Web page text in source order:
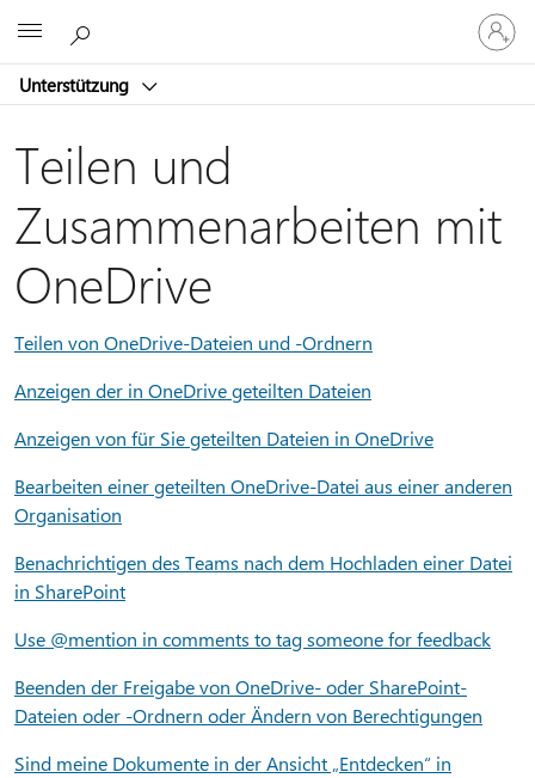
Unterstützung
Bei
Ihrem
Konto
Teilen und
Zusammenarbeiten mit
OneDrive
Teilen von OneDrive-Dateien und -Ordnern
Anzeigen der in OneDrive geteilten Dateien
Anzeigen von für Sie geteilten Dateien in OneDrive
Bearbeiten einer geteilten OneDrive-Datei aus einer anderen
Organisation
Benachrichtigen des Teams nach dem Hochladen einer Datei
in SharePoint
Use @mention in comments to tag someone for feedback
Beenden der Freigabe von OneDrive- oder SharePoint-
Dateien oder -Ordnern oder Ändern von Berechtigungen
Sind meine Dokumente in der Ansicht „Entdecken“ in